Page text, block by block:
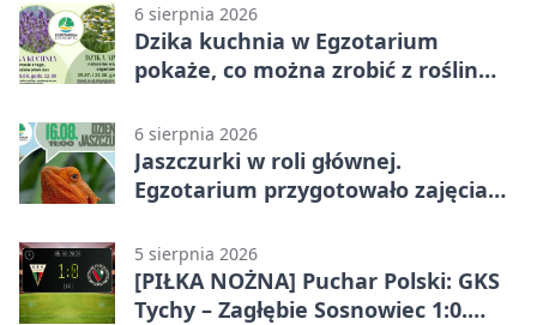
6 sierpnia 2026
Dzika kuchnia w Egzotarium
pokaże, co można zrobić z roślin
6 sierpnia 2026
Jaszczurki w roli głównej.
Egzotarium przygotowało zajęcia
5 sierpnia 2026
[PIŁKA NOŻNA] Puchar Polski: GKS
Tychy – Zagłębie Sosnowiec 1:0.